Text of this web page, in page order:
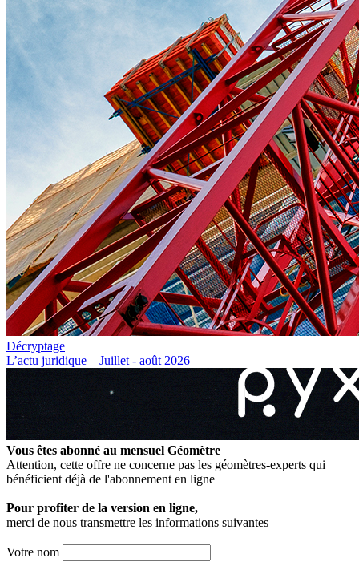
Décryptage
L’actu juridique – Juillet - août 2026
Vous êtes abonné au mensuel Géomètre
Attention, cette offre ne concerne pas les géomètres-experts qui
bénéficient déjà de l'abonnement en ligne
Pour profiter de la version en ligne,
merci de nous transmettre les informations suivantes
Votre nom